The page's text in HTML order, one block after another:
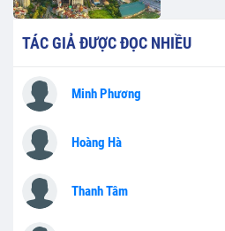
TÁC GIẢ ĐƯỢC ĐỌC NHIỀU
Minh Phương
Hoàng Hà
Thanh Tâm